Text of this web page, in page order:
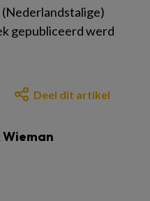
gepubliceerd werd
Deel dit artikel